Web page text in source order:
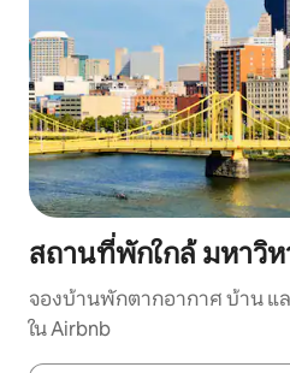
สถานที่พักใกล้ มหาวิห
จองบ้านพักตากอากาศ บ้าน แ
ใน Airbnb